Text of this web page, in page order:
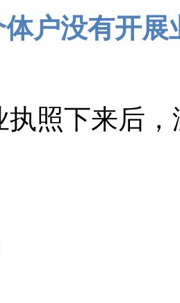
体户没有开展
执照下来后